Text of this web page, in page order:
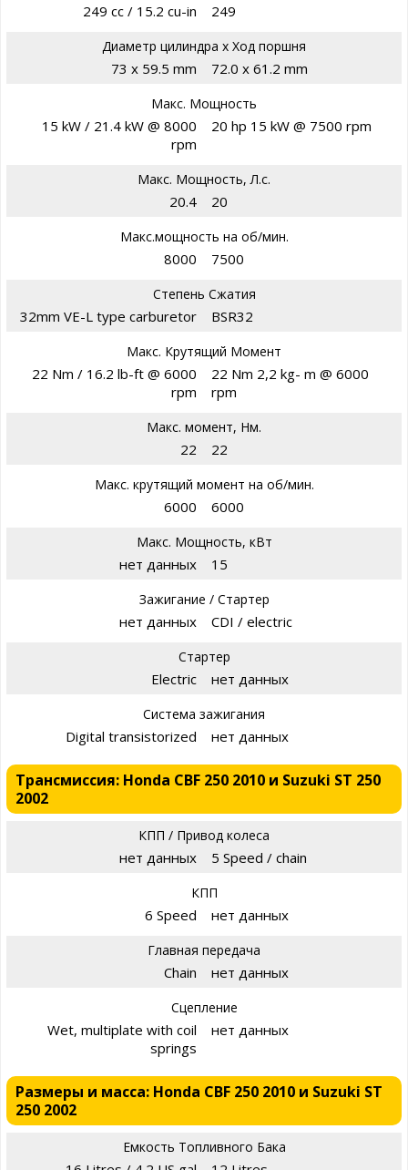
249 cc / 15.2 cu-in 249
Диаметр цилиндра х Ход поршня
73 x 59.5 mm 72.0 x 61.2 mm
Макс. Мощность
15 kW / 21.4 kW @ 8000
rpm
20 hp 15 kW @ 7500 rpm
Макс. Мощность, Л.с.
20.4 20
Макс.мощность на об/мин.
8000 7500
Степень Сжатия
32mm VE-L type carburetor BSR32
Макс. Крутящий Момент
22 Nm / 16.2 lb-ft @ 6000
rpm
22 Nm 2,2 kg- m @ 6000
rpm
Макс. момент, Нм.
22 22
Макс. крутящий момент на об/мин.
6000 6000
Макс. Мощность, кВт
нет данных 15
Зажигание / Стартер
нет данных CDI / electric
Стартер
Electric нет данных
Система зажигания
Digital transistorized нет данных
Трансмиссия: Honda CBF 250 2010 и Suzuki ST 250
2002
КПП / Привод колеса
нет данных 5 Speed / chain
КПП
6 Speed нет данных
Главная передача
Chain нет данных
Сцепление
Wet, multiplate with coil
springs
нет данных
Размеры и масса: Honda CBF 250 2010 и Suzuki ST
250 2002
Емкость Топливного Бака